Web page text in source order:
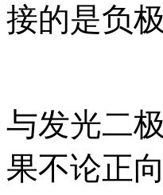
接的是负
与发光二
果不论正